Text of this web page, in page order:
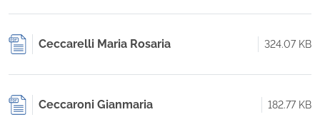
Ceccarelli Maria Rosaria 324.07 KB
Ceccaroni Gianmaria 182.77 KB